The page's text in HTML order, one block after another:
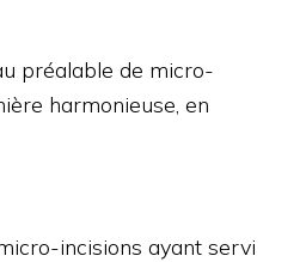
préalable de micro-
harmonieuse, en
incisions ayant servi